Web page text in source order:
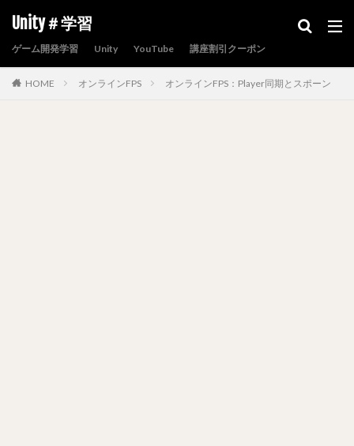
Unity＃学習
ゲーム開発学習 Unity YouTube 講座割引クーポン
HOME オンラインFPS オンラインFPS：Player同期とスポーン